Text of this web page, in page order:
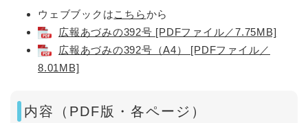
ウェブブックはこちらから
広報あづみの392号 [PDFファイル／7.75MB]
広報あづみの392号（A4） [PDFファイル／
8.01MB]
内容（PDF版・各ページ）